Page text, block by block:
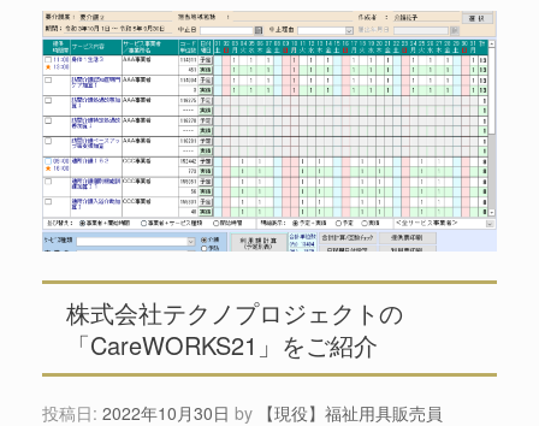
株式会社テクノプロジェクトの
「CareWORKS21」をご紹介
投稿日: 2022年10月30日 by 【現役】福祉用具販売員